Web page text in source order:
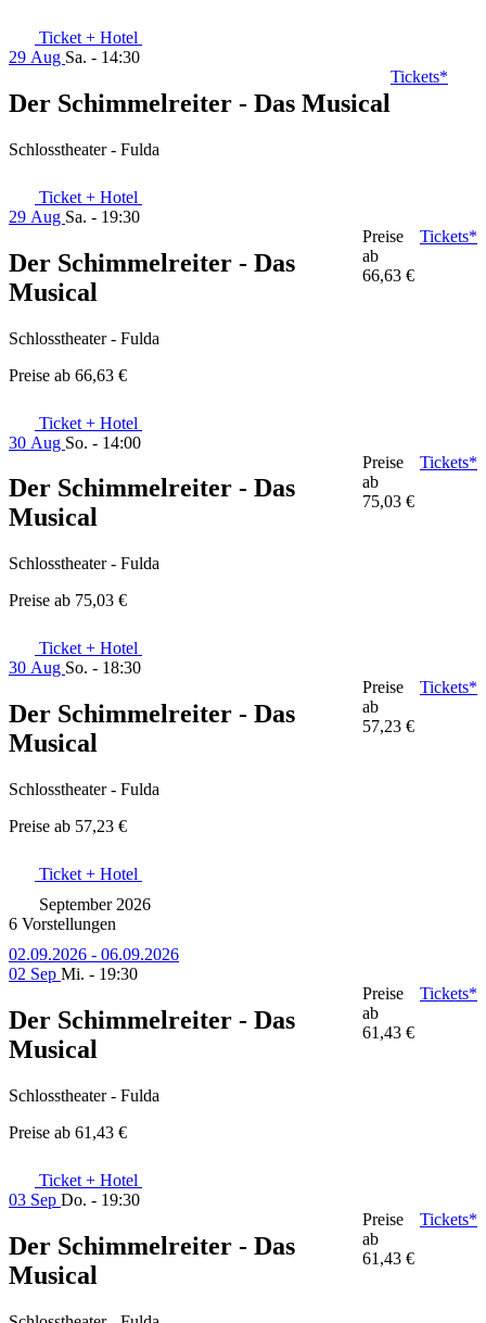
Ticket + Hotel
29 Aug Sa. - 14:30
Der Schimmelreiter - Das Musical
Schlosstheater - Fulda
Tickets*
Ticket + Hotel
29 Aug Sa. - 19:30
Der Schimmelreiter - Das
Musical
Schlosstheater - Fulda
Preise ab 66,63 €
Preise
ab
66,63 €
Tickets*
Ticket + Hotel
30 Aug So. - 14:00
Der Schimmelreiter - Das
Musical
Schlosstheater - Fulda
Preise ab 75,03 €
Preise
ab
75,03 €
Tickets*
Ticket + Hotel
30 Aug So. - 18:30
Der Schimmelreiter - Das
Musical
Schlosstheater - Fulda
Preise ab 57,23 €
Preise
ab
57,23 €
Tickets*
Ticket + Hotel
September 2026
6 Vorstellungen
02.09.2026 - 06.09.2026
02 Sep Mi. - 19:30
Der Schimmelreiter - Das
Musical
Schlosstheater - Fulda
Preise ab 61,43 €
Preise
ab
61,43 €
Tickets*
Ticket + Hotel
03 Sep Do. - 19:30
Der Schimmelreiter - Das
Musical
Preise
ab
61,43 €
Tickets*